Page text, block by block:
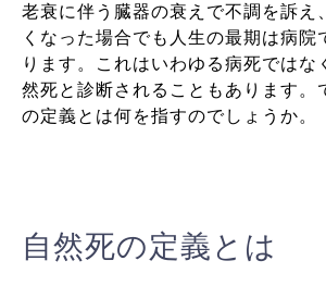
老衰に伴う臓器の衰えで不調を訴え
くなった場合でも人生の最期は病院
ります。これはいわゆる病死ではな
然死と診断されることもあります。
の定義とは何を指すのでしょうか。
自然死の定義とは